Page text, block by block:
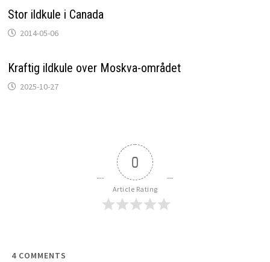
Stor ildkule i Canada
2014-05-06
Kraftig ildkule over Moskva-området
2025-10-27
0
Article Rating
4COMMENTS